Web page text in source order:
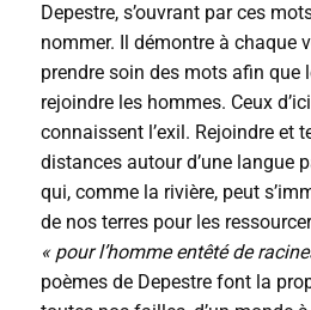
Depestre, s’ouvrant par ces
nommer. Il démontre à chaque
prendre soin des mots afin que
rejoindre les hommes. Ceux
connaissent l’exil. Rejoindre et
distances autour d’une langue
qui, comme la rivière, peut
de nos terres pour les
« pour l’homme entêté de
poèmes de Depestre font la